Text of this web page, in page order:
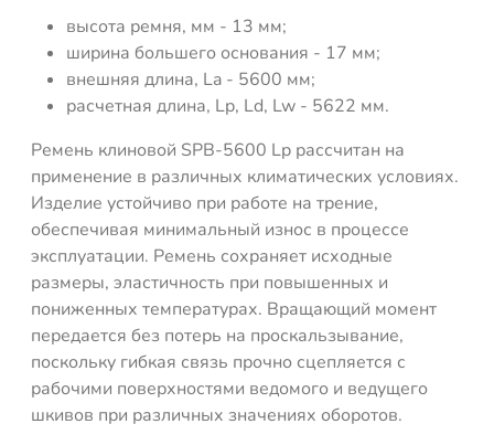
высота ремня, мм - 13 мм;
ширина большего основания - 17 мм;
внешняя длина, La - 5600 мм;
расчетная длина, Lp, Ld, Lw - 5622 мм.
Ремень клиновой SPB-5600 Lp рассчитан на
применение в различных климатических условиях.
Изделие устойчиво при работе на трение,
обеспечивая минимальный износ в процессе
эксплуатации. Ремень сохраняет исходные
размеры, эластичность при повышенных и
пониженных температурах. Вращающий момент
передается без потерь на проскальзывание,
поскольку гибкая связь прочно сцепляется с
рабочими поверхностями ведомого и ведущего
шкивов при различных значениях оборотов.